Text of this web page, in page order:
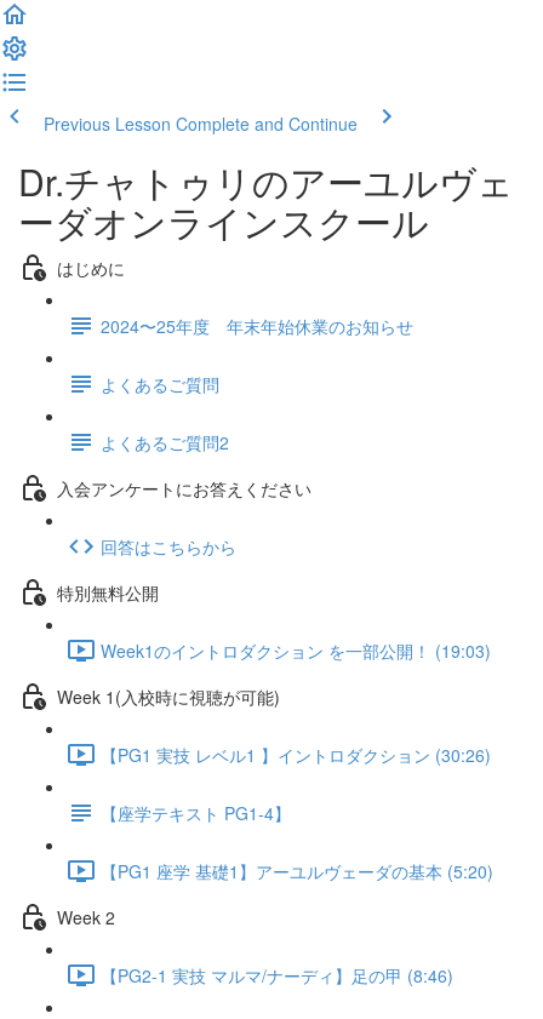
Previous Lesson Complete and Continue
Dr.チャトゥリのアーユルヴェ
ーダオンラインスクール
はじめに
2024〜25年度 年末年始休業のお知らせ
よくあるご質問
よくあるご質問2
入会アンケートにお答えください
回答はこちらから
特別無料公開
Week1のイントロダクション を一部公開！ (19:03)
Week 1(入校時に視聴が可能)
【PG1 実技 レベル1 】イントロダクション (30:26)
【座学テキスト PG1-4】
【PG1 座学 基礎1】アーユルヴェーダの基本 (5:20)
Week 2
【PG2-1 実技 マルマ/ナーディ】足の甲 (8:46)